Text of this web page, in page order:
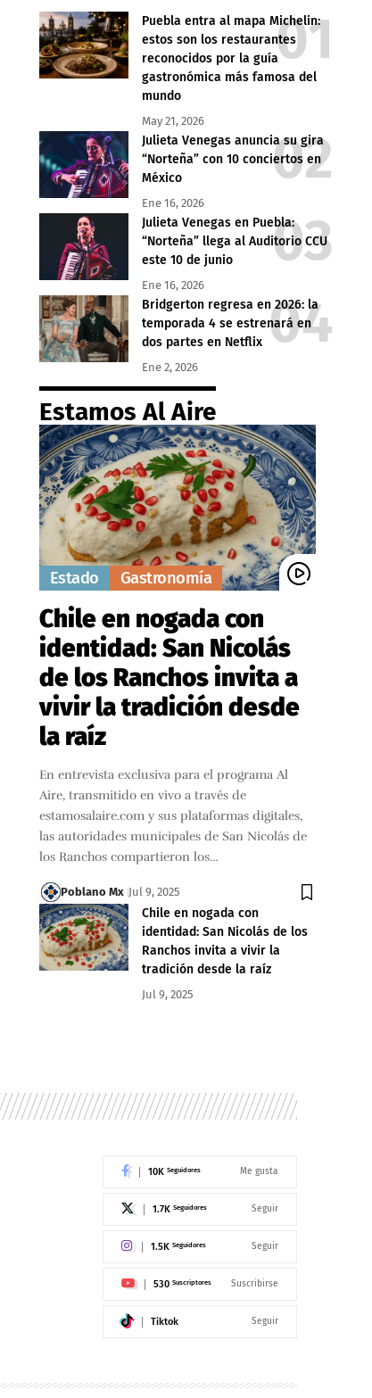
Puebla entra al mapa Michelin:
estos son los restaurantes
reconocidos por la guía
gastronómica más famosa del
mundo
May 21, 2026
Julieta Venegas anuncia su gira
“Norteña” con 10 conciertos en
México
Ene 16, 2026
Julieta Venegas en Puebla:
“Norteña” llega al Auditorio CCU
este 10 de junio
Ene 16, 2026
Bridgerton regresa en 2026: la
temporada 4 se estrenará en
dos partes en Netflix
Ene 2, 2026
Estamos Al Aire
Estado Gastronomía
Chile en nogada con
identidad: San Nicolás
de los Ranchos invita a
vivir la tradición desde
la raíz
En entrevista exclusiva para el programa Al
Aire, transmitido en vivo a través de
estamosalaire.com y sus plataformas digitales,
las autoridades municipales de San Nicolás de
los Ranchos compartieron los…
Poblano Mx Jul 9, 2025
Chile en nogada con
identidad: San Nicolás de los
Ranchos invita a vivir la
tradición desde la raíz
Jul 9, 2025
10K Seguidores Me gusta
1.7K Seguidores Seguir
1.5K Seguidores Seguir
530 Suscriptores Suscribirse
Tiktok Seguir